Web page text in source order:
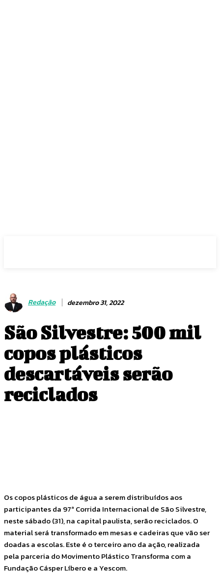
Redação dezembro 31, 2022
São Silvestre: 500 mil
copos plásticos
descartáveis serão
reciclados
Os copos plásticos de água a serem distribuídos aos
participantes da 97ª Corrida Internacional de São Silvestre,
neste sábado (31), na capital paulista, serão reciclados. O
material será transformado em mesas e cadeiras que vão ser
doadas a escolas. Este é o terceiro ano da ação, realizada
pela parceria do Movimento Plástico Transforma com a
Fundação Cásper Líbero e a Yescom.